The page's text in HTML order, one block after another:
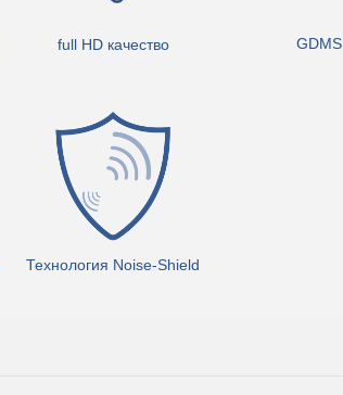
full HD качество GDMS
Технология Noise-Shield